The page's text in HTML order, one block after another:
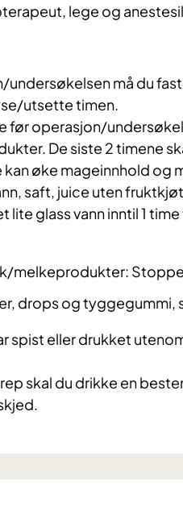
lege og
undersøkelsen må du
utsette timen.
før operasjon/
De siste 2 timene
øke mageinnhold og
saft, juice uten
lite glass vann inntil 1
melkeprodukter:
drops og tyggegummi,
spist eller drukket
skal du drikke en